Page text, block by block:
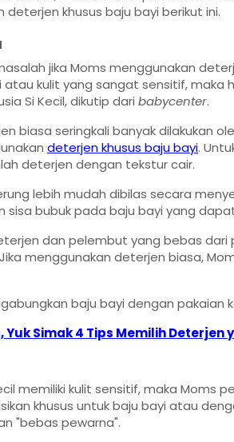
deterjen khusus baju bayi berikut ini.
jika Moms menggunakan
atau kulit yang sangat sensitif, maka
Si Kecil, dikutip dari babycenter.
biasa seringkali banyak dilakukan
deterjen khusus baju bayi.
deterjen dengan tekstur cair.
lebih mudah dibilas secara
sisa bubuk pada baju bayi yang
dan pelembut yang bebas
menggunakan deterjen biasa,
baju bayi dengan pakaian
Yuk Simak 4 Tips Memilih Deterjen
memiliki kulit sensitif, maka Moms
khusus untuk baju bayi atau
"bebas pewarna".